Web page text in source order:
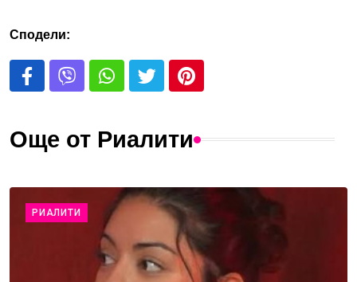
Сподели:
Още от Риалити
РИАЛИТИ